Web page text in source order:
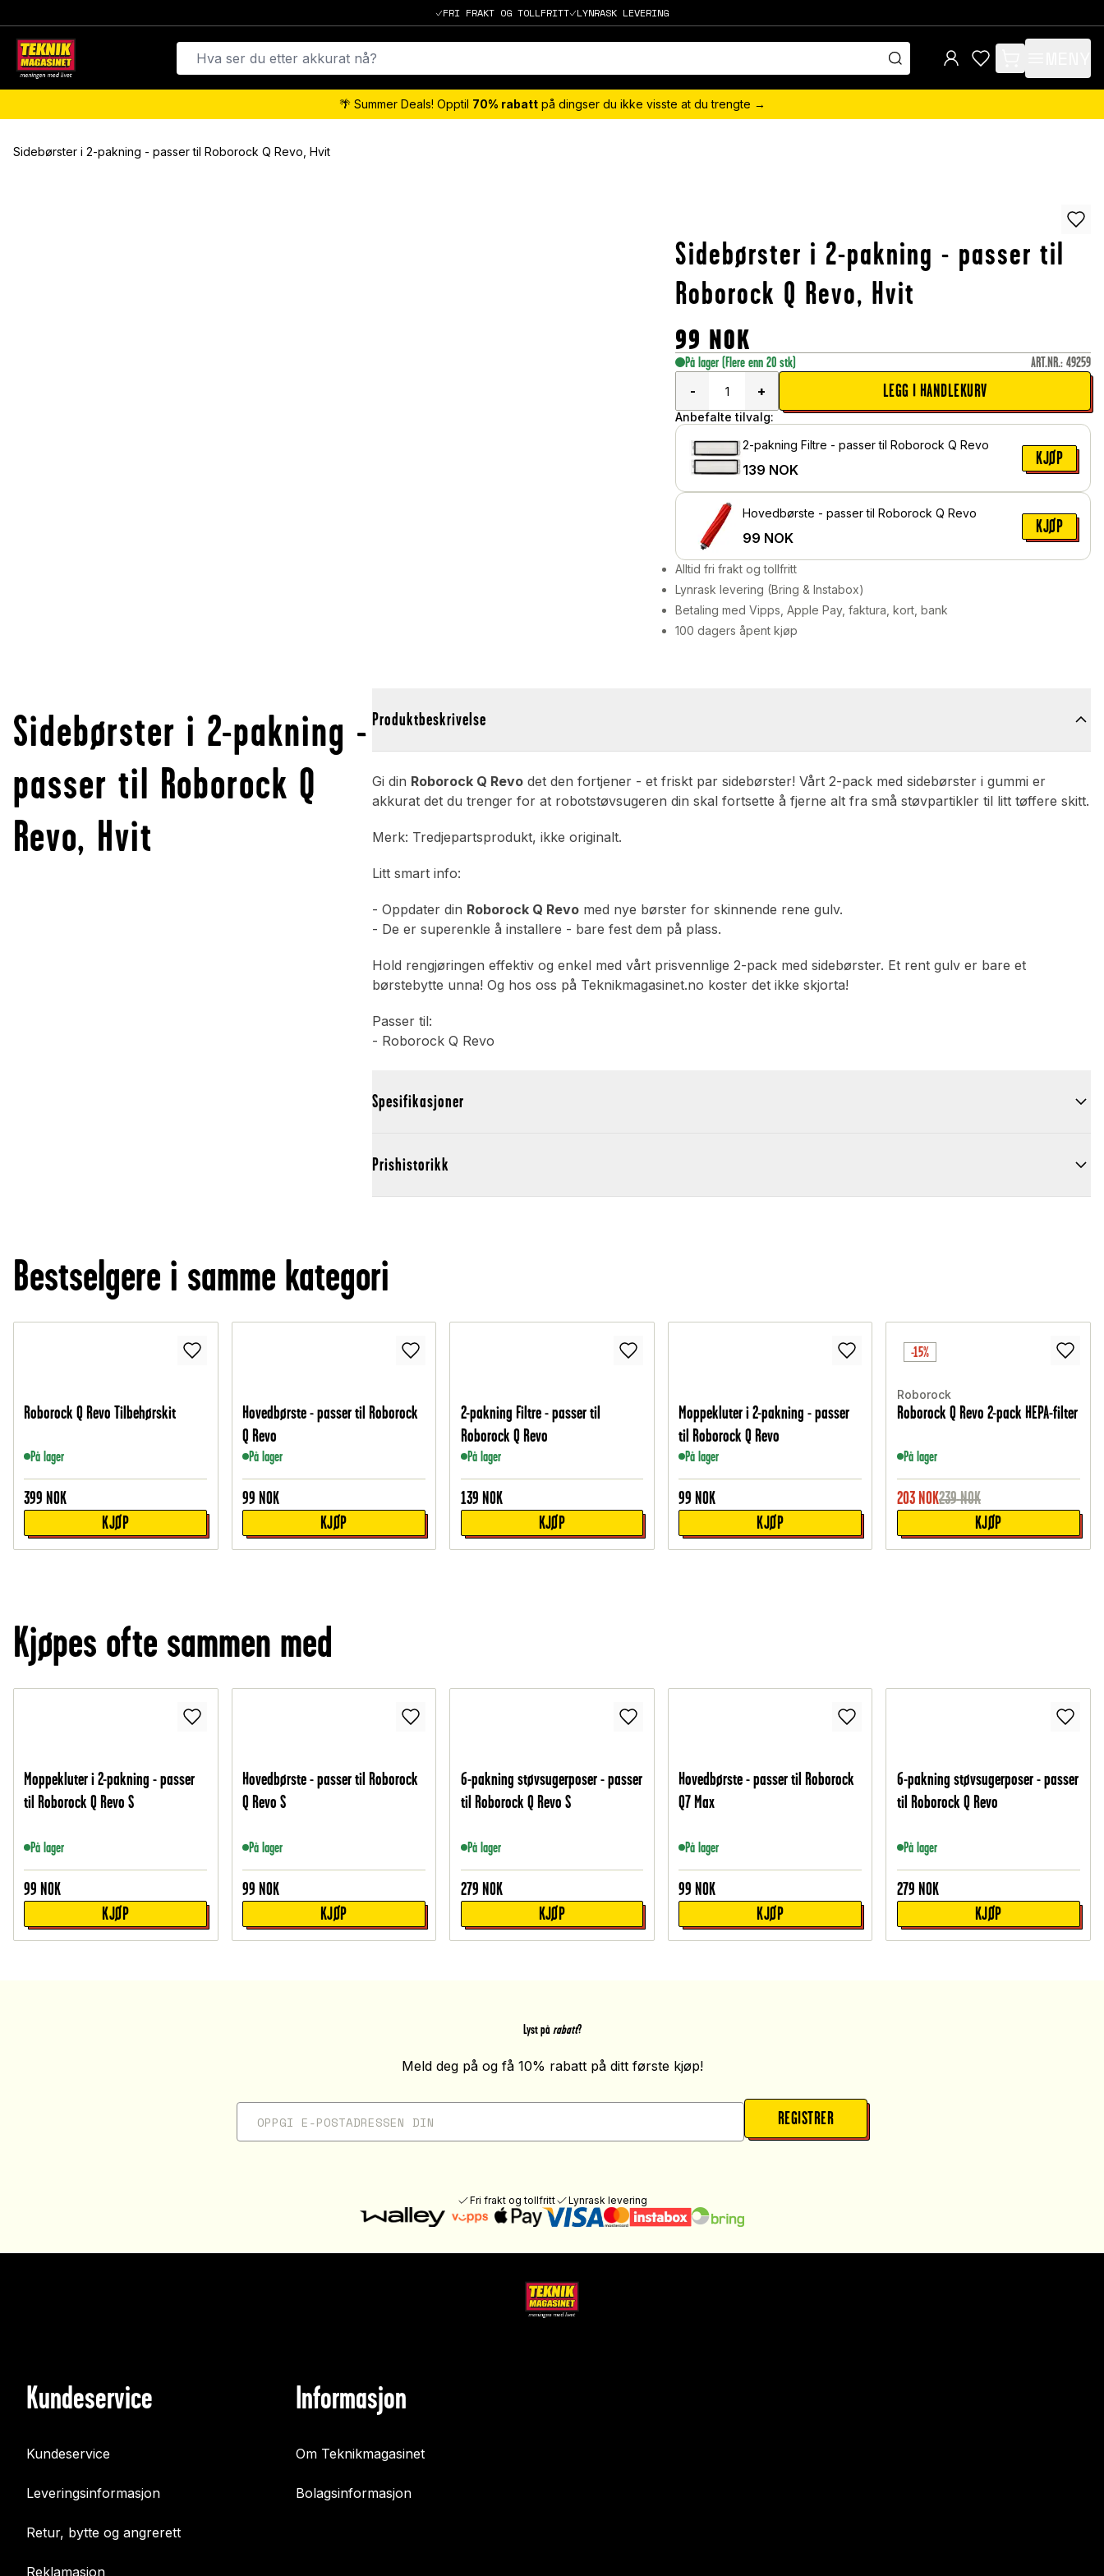
FRI FRAKT OG TOLLFRITT LYNRASK LEVERING
items in cart, view
🌴 Summer Deals! Opptil 70% rabattpå dingser du ikke visste at du trengte →
Sidebørster i 2-pakning - passer til Roborock Q Revo, Hvit
Sidebørster i 2-pakning - passer til
Roborock Q Revo, Hvit
99 NOK
På lager (Flere enn 20 stk) ART.NR.: 49259
-
+ LEGG I HANDLEKURV
Anbefalte tilvalg:
2-pakning Filtre - passer til Roborock Q Revo
139 NOK
KJØP
Hovedbørste - passer til Roborock Q Revo
99 NOK
KJØP
Alltid fri frakt og tollfritt
Lynrask levering (Bring & Instabox)
Betaling med Vipps, Apple Pay, faktura, kort, bank
100 dagers åpent kjøp
Sidebørster i 2-pakning -
passer til Roborock Q
Revo, Hvit
Produktbeskrivelse
Gi din Roborock Q Revo det den fortjener - et friskt par sidebørster! Vårt 2-pack med sidebørster i gummi er
akkurat det du trenger for at robotstøvsugeren din skal fortsette å fjerne alt fra små støvpartikler til litt tøffere skitt.
Merk: Tredjepartsprodukt, ikke originalt.
Litt smart info:
- Oppdater din Roborock Q Revo med nye børster for skinnende rene gulv.
- De er superenkle å installere - bare fest dem på plass.
Hold rengjøringen effektiv og enkel med vårt prisvennlige 2-pack med sidebørster. Et rent gulv er bare et
børstebytte unna! Og hos oss på Teknikmagasinet.no koster det ikke skjorta!
Passer til:
- Roborock Q Revo
Spesifikasjoner
Prishistorikk
Bestselgere i samme kategori
Roborock Q Revo Tilbehørskit
På lager
399 NOK
KJØP
Hovedbørste - passer til Roborock
Q Revo
På lager
99 NOK
KJØP
2-pakning Filtre - passer til
Roborock Q Revo
På lager
139 NOK
KJØP
Moppekluter i 2-pakning - passer
til Roborock Q Revo
På lager
99 NOK
KJØP
-15%
Roborock
Roborock Q Revo 2-pack HEPA-filter
På lager
203 NOK239NOK
KJØP
Kjøpes ofte sammen med
Moppekluter i 2-pakning - passer
til Roborock Q Revo S
På lager
99 NOK
KJØP
Hovedbørste - passer til Roborock
Q Revo S
På lager
99 NOK
KJØP
6-pakning støvsugerposer - passer
til Roborock Q Revo S
På lager
279 NOK
KJØP
Hovedbørste - passer til Roborock
Q7 Max
På lager
99 NOK
KJØP
6-pakning støvsugerposer - passer
til Roborock Q Revo
På lager
279 NOK
KJØP
Lyst på rabatt?
Meld deg på og få 10% rabatt på ditt første kjøp!
REGISTRER
Fri frakt og tollfritt Lynrask levering
Kundeservice
Kundeservice
Leveringsinformasjon
Retur, bytte og angrerett
Reklamasjon
Informasjon
Om Teknikmagasinet
Bolagsinformasjon